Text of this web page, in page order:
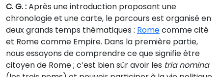
C. G. :Après une introduction proposant une
chronologie et une carte, le parcours est organisé en
deux grands temps thématiques : Romecomme cité
et Rome comme Empire. Dans la première partie,
nous essayons de comprendre ce que signifie être
citoyen de Rome ; c’est bien sûr avoir les tria nomina